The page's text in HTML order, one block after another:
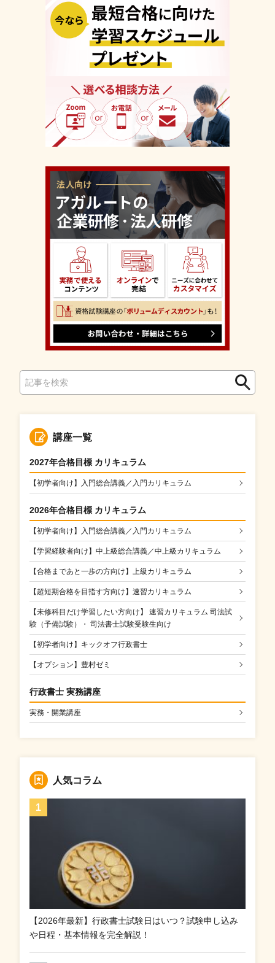
索
検
講座一覧
2027年合格目標 カリキュラム
【初学者向け】入門総合講義／入門カリキュラム
2026年合格目標 カリキュラム
【初学者向け】入門総合講義／入門カリキュラム
【学習経験者向け】中上級総合講義／中上級カリキュラム
【合格まであと一歩の方向け】上級カリキュラム
【超短期合格を目指す方向け】速習カリキュラム
【未修科目だけ学習したい方向け】 速習カリキュラム 司法試
験（予備試験）・ 司法書士試験受験生向け
【初学者向け】キックオフ行政書士
【オプション】豊村ゼミ
行政書士 実務講座
実務・開業講座
人気コラム
【2026年最新】行政書士試験日はいつ？試験申し込み
や日程・基本情報を完全解説！